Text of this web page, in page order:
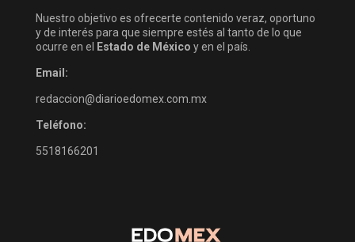
Nuestro objetivo es ofrecerte contenido veraz, oportuno
y de interés para que siempre estés al tanto de lo que
ocurre en el
Estado de México y en el país.
Email:
redaccion@diarioedomex.com.mx
Teléfono:
5518166201